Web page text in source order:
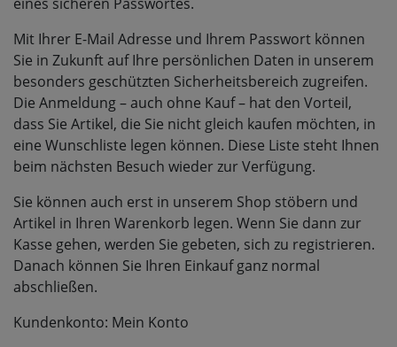
Mit Ihrer E-Mail Adresse und Ihrem Passwort können
Sie in Zukunft auf Ihre persönlichen Daten in unserem
besonders geschützten Sicherheitsbereich zugreifen.
Die Anmeldung – auch ohne Kauf – hat den Vorteil,
dass Sie Artikel, die Sie nicht gleich kaufen möchten, in
eine Wunschliste legen können. Diese Liste steht Ihnen
beim nächsten Besuch wieder zur Verfügung.
Sie können auch erst in unserem Shop stöbern und
Artikel in Ihren Warenkorb legen. Wenn Sie dann zur
Kasse gehen, werden Sie gebeten, sich zu registrieren.
Danach können Sie Ihren Einkauf ganz normal
abschließen.
Kundenkonto: Mein Konto